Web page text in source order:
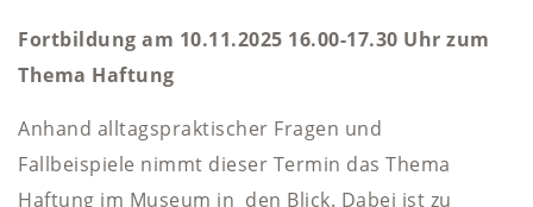
Fortbildung am 10.11.2025 16.00-17.30 Uhr zum
Thema Haftung
Anhand alltagspraktischer Fragen und
Fallbeispiele nimmt dieser Termin das Thema
Haftung im Museum in den Blick. Dabei ist zu